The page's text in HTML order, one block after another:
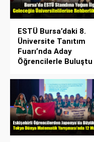
ESTÜ Bursa’daki 8.
Üniversite Tanıtım
Fuarı’nda Aday
Öğrencilerle Buluştu